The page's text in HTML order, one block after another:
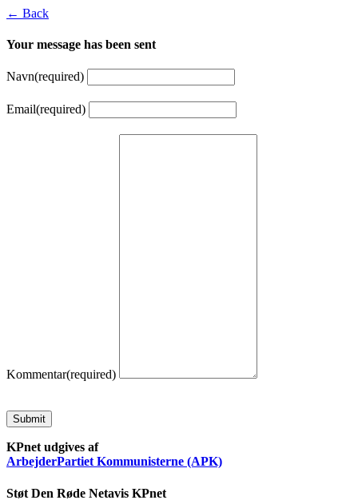
← Back
Your message has been sent
Navn(required)
Email(required)
Kommentar(required)
Submit
KPnet udgives af
ArbejderPartiet Kommunisterne (APK)
Støt Den Røde Netavis KPnet